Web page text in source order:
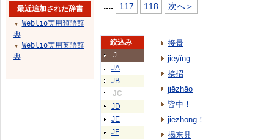
.... 117 118 次へ＞
絞込み
J
JA
JB
JC
JD
JE
JF
接景
jiēyǐng
接招
jiēzhāo
皆中！
jiēzhōng！
揭东县
最近追加された辞書
▼
Weblio実用類語辞
典
▼
Weblio実用英語辞
典